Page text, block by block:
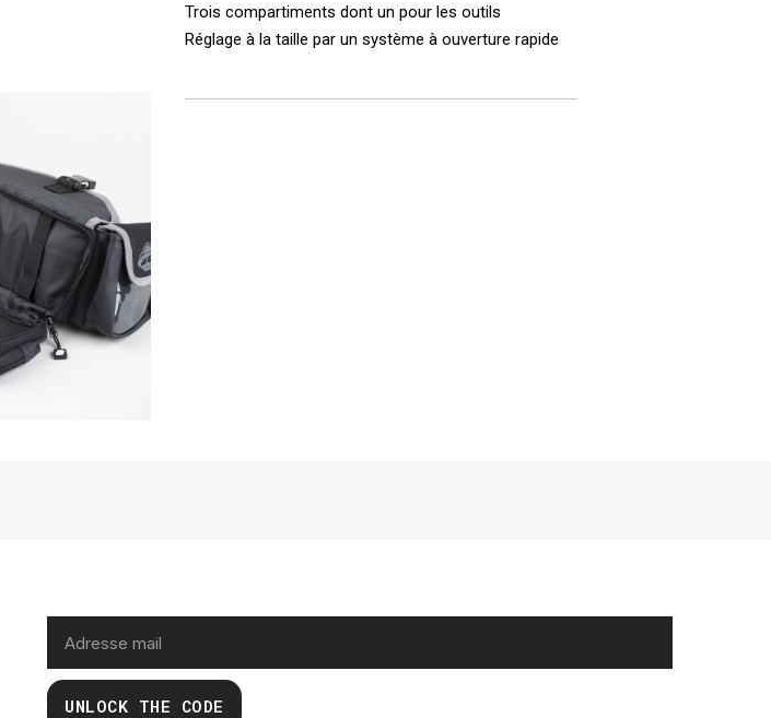
Trois compartiments dont un pour les outils
Réglage à la taille par un système à ouverture rapide
UNLOCK THE CODE